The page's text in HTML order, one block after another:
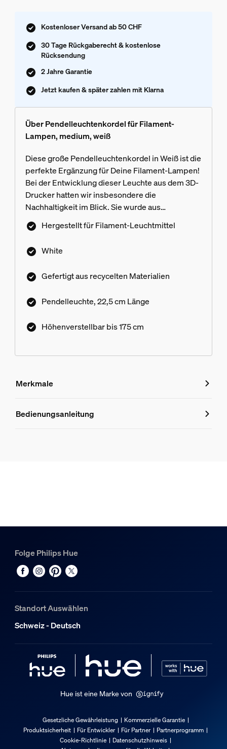
Kostenloser Versand ab 50 CHF
30 Tage Rückgaberecht & kostenlose
Rücksendung
2 Jahre Garantie
Jetzt kaufen & später zahlen mit Klarna
Über Pendelleuchtenkordel für Filament-
Lampen, medium, weiß
Diese große Pendelleuchtenkordel in Weiß ist die
perfekte Ergänzung für Deine Filament-Lampen!
Bei der Entwicklung dieser Leuchte aus dem 3D-
Drucker hatten wir insbesondere die
Nachhaltigkeit im Blick. Sie wurde aus
recycelten, kreislauffähigen Materialien
hergestellt.
Hergestellt für Filament-Leuchtmittel
White
Gefertigt aus recycelten Materialien
Pendelleuchte, 22,5 cm Länge
Höhenverstellbar bis 175 cm
Merkmale
Merkmale
Material
Packmaße und Gewicht
0.34 kg
Bruttogewicht
0.47 kg
Höhe
Breite
Bedienungsanleitung
Folge Philips Hue
Standort Auswählen
Schweiz - Deutsch
Hue ist eine Marke von
Gesetzliche Gewährleistung
Kommerzielle Garantie
Produktsicherheit
Für Entwickler Für Partner
Partnerprogramm
Cookie-Richtlinie
Datenschutzhinweis